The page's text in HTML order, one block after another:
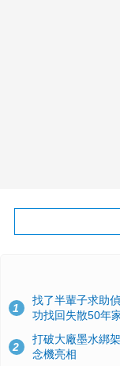
1
找了半輩子求助
功找回失散50年
2
打破大廠墨水綁
念機亮相